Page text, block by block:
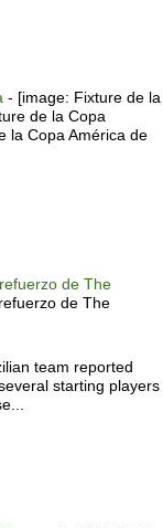
- [image: Fixture de la
de la Copa
la Copa América de
de The
de The
team reported
starting players